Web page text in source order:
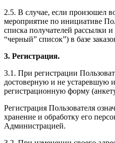
2.5. В случае, если произошел
мероприятие по инициативе
списка получателей рассылки и
“черный” список”) в базе
3. Регистрация.
3.1. При регистрации
достоверную и не устаревшую
регистрационную форму
Регистрация Пользователя
хранение и обработку его
Администрацией.